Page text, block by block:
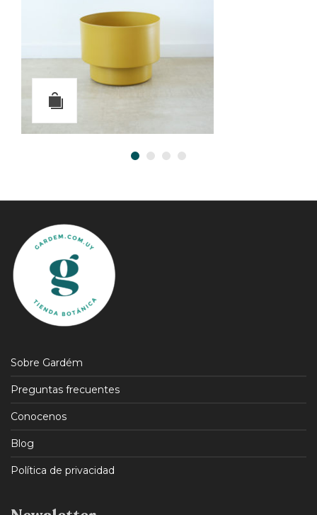
Sobre Gardém
Preguntas frecuentes
Conocenos
Blog
Política de privacidad